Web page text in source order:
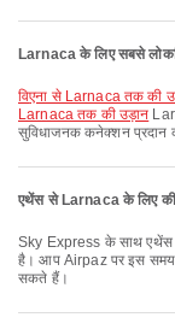
Larnaca के लिए सबसे
विएना से Larnaca तक की
Larnaca तक की उड़ान
सुविधाजनक कनेक्शन प्रदान
एथेंस से Larnaca के लिए की
Sky Express के साथ एथेंस से Larnaca की सबसे पहली उड़ान 07:10 बजे प्रस्थान करती
है। आप Airpaz पर इस
सकते हैं।